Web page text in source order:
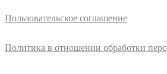
Пользовательское соглашение
Политика в отношении обработки